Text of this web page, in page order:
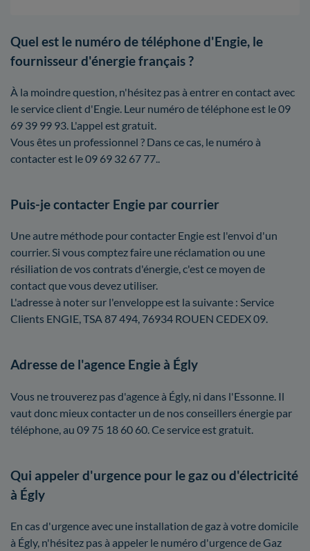
Quel est le numéro de téléphone d'Engie, le
fournisseur d'énergie français ?
À la moindre question, n'hésitez pas à entrer en contact avec
le service client d'Engie. Leur numéro de téléphone est le 09
69 39 99 93. L'appel est gratuit.
Vous êtes un professionnel ? Dans ce cas, le numéro à
contacter est le 09 69 32 67 77..
Puis-je contacter Engie par courrier
Une autre méthode pour contacter Engie est l'envoi d'un
courrier. Si vous comptez faire une réclamation ou une
résiliation de vos contrats d'énergie, c'est ce moyen de
contact que vous devez utiliser.
L'adresse à noter sur l'enveloppe est la suivante : Service
Clients ENGIE, TSA 87 494, 76934 ROUEN CEDEX 09.
Adresse de l'agence Engie à Égly
Vous ne trouverez pas d'agence à Égly, ni dans l'Essonne. Il
vaut donc mieux contacter un de nos conseillers énergie par
téléphone, au 09 75 18 60 60. Ce service est gratuit.
Qui appeler d'urgence pour le gaz ou d'électricité
à Égly
En cas d'urgence avec une installation de gaz à votre domicile
à Égly, n'hésitez pas à appeler le numéro d'urgence de Gaz